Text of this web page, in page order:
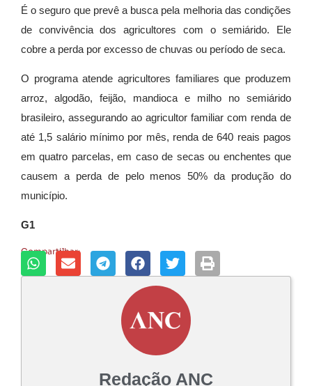
É o seguro que prevê a busca pela melhoria das condições
de convivência dos agricultores com o semiárido. Ele
cobre a perda por excesso de chuvas ou período de seca.
O programa atende agricultores familiares que produzem
arroz, algodão, feijão, mandioca e milho no semiárido
brasileiro, assegurando ao agricultor familiar com renda de
até 1,5 salário mínimo por mês, renda de 640 reais pagos
em quatro parcelas, em caso de secas ou enchentes que
causem a perda de pelo menos 50% da produção do
município.
G1
Compartilhar:
Redação ANC